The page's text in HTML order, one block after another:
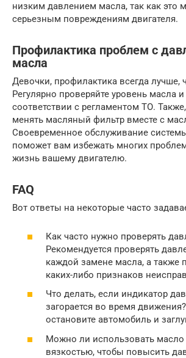
низким давлением масла, так как это
серьезным повреждениям двигателя.
Профилактика проблем с
масла
Девочки, профилактика всегда лучше,
Регулярно проверяйте уровень масла
соответствии с регламентом ТО.
менять масляный фильтр вместе с
Своевременное обслуживание
поможет вам избежать многих
жизнь вашему двигателю.
FAQ
Вот ответы на некоторые часто
Как часто нужно проверять
Рекомендуется проверять
каждой замене масла, а также
каких-либо признаков
Что делать, если индикатор
загорается во время
остановите автомобиль и
Можно ли использовать
вязкостью, чтобы повысить